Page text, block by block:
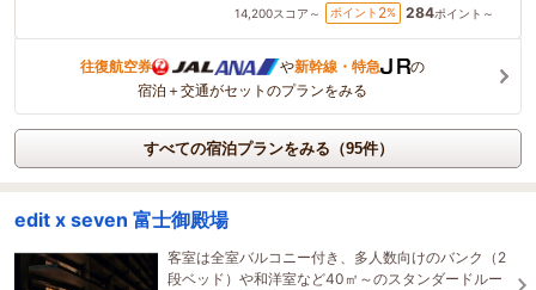
14,200スコア～ ポイント 2% 284ポイント～
往復航空券 や新幹線・特急
の
宿泊＋交通がセットのプランをみる
すべての宿泊プランをみる（95件）
edit x seven 富士御殿場
客室は全室バルコニー付き、多人数向けのバンク（2
段ベッド）や和洋室など40㎡～のスタンダードルー